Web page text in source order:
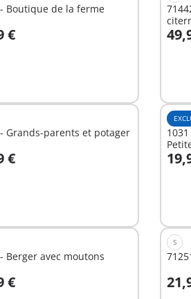
Boutique de la ferme
€
Grands-parents et potager
€
Berger avec moutons
€
S